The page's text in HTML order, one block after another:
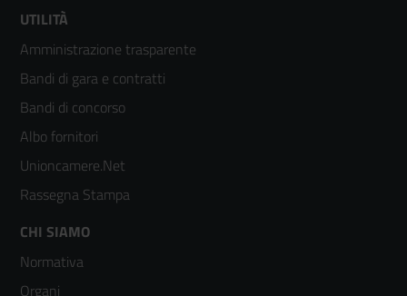
Footer
menù
colonna
2
UTILITÀ
Amministrazione trasparente
Bandi di gara e contratti
Bandi di concorso
Albo fornitori
Unioncamere.Net
Rassegna Stampa
Footer
menù
CHI SIAMO
Normativa
Organi